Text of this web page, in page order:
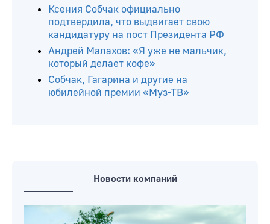
Ксения Собчак официально
подтвердила, что выдвигает свою
кандидатуру на пост Президента РФ
Андрей Малахов: «Я уже не мальчик,
который делает кофе»
Собчак, Гагарина и другие на
юбилейной премии «Муз-ТВ»
Новости компаний